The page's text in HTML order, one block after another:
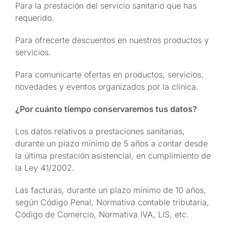
Para la prestación del servicio sanitario que has
requerido.
Para ofrecerte descuentos en nuestros productos y
servicios.
Para comunicarte ofertas en productos, servicios,
novedades y eventos organizados por la clínica.
¿Por cuánto tiempo conservaremos tus datos?
Los datos relativos a prestaciones sanitarias,
durante un plazo mínimo de 5 años a contar desde
la última prestación asistencial, en cumplimiento de
la Ley 41/2002.
Las facturas, durante un plazo mínimo de 10 años,
según Código Penal, Normativa contable tributaria,
Código de Comercio, Normativa IVA, LIS, etc.